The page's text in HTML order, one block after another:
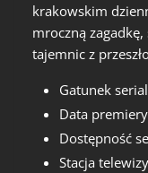
krakowskim
mroczną
tajemnic z
Gatunek
Data
Dostępność
Stacja